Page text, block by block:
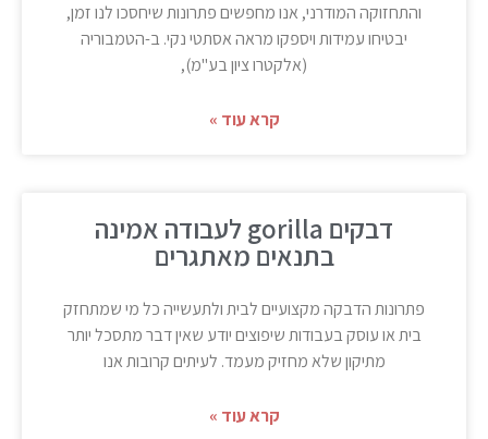
והתחזוקה המודרני, אנו מחפשים פתרונות שיחסכו לנו זמן,
יבטיחו עמידות ויספקו מראה אסתטי נקי. ב-הטמבוריה
(אלקטרו ציון בע"מ),
קרא עוד »
דבקים gorilla לעבודה אמינה
בתנאים מאתגרים
פתרונות הדבקה מקצועיים לבית ולתעשייה כל מי שמתחזק
בית או עוסק בעבודות שיפוצים יודע שאין דבר מתסכל יותר
מתיקון שלא מחזיק מעמד. לעיתים קרובות אנו
קרא עוד »